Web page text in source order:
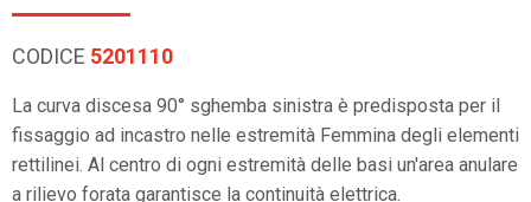
CODICE 5201110
La curva discesa 90° sghemba sinistra è predisposta per il
fissaggio ad incastro nelle estremità Femmina degli elementi
rettilinei. Al centro di ogni estremità delle basi un'area anulare
a rilievo forata garantisce la continuità elettrica.